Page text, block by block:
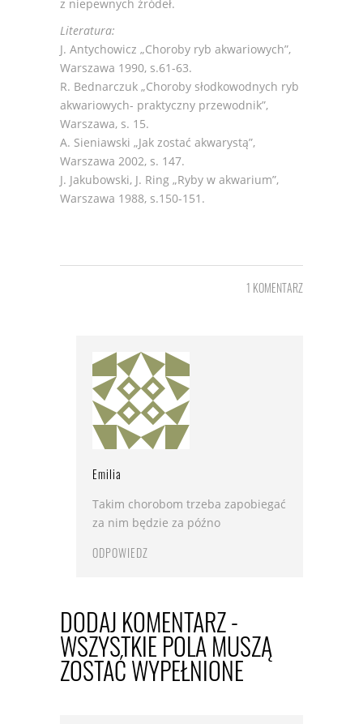
z niepewnych źródeł.
Literatura:
J. Antychowicz „Choroby ryb akwariowych”,
Warszawa 1990, s.61-63.
R. Bednarczuk „Choroby słodkowodnych ryb
akwariowych- praktyczny przewodnik”,
Warszawa, s. 15.
A. Sieniawski „Jak zostać akwarystą”,
Warszawa 2002, s. 147.
J. Jakubowski, J. Ring „Ryby w akwarium”,
Warszawa 1988, s.150-151.
1 KOMENTARZ
Emilia
Takim chorobom trzeba zapobiegać
za nim będzie za późno
ODPOWIEDZ
DODAJ KOMENTARZ -
WSZYSTKIE POLA MUSZĄ
ZOSTAĆ WYPEŁNIONE